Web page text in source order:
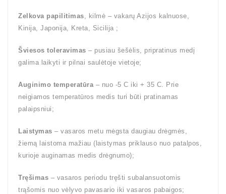
Zelkova papilitimas, kilmė – vakarų Azijos kalnuose,
Kinija, Japonija, Kreta, Sicilija ;
Šviesos toleravimas – pusiau šešėlis, pripratinus medį
galima laikyti ir pilnai saulėtoje vietoje;
Auginimo temperatūra– nuo -5 C iki + 35 C. Prie
neigiamos temperatūros medis turi būti pratinamas
palaipsniui;
Laistymas – vasaros metu mėgsta daugiau drėgmės,
žiemą laistoma mažiau (laistymas priklauso nuo patalpos,
kurioje auginamas medis drėgnumo);
Tręšimas – vasaros periodu tręšti subalansuotomis
trąšomis nuo vėlyvo pavasario iki vasaros pabaigos;